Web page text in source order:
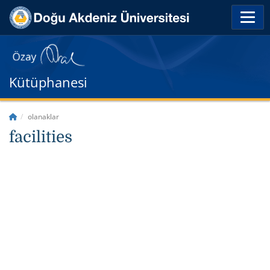
Kütüphanesi
olanaklar
facilities